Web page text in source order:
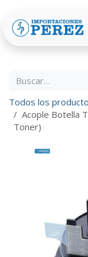
Todos los
Acople Botella
Toner)